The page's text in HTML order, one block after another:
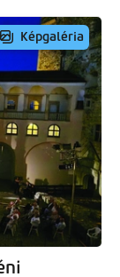
Képgaléria